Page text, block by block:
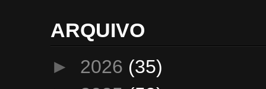
ARQUIVO
► 2026 (35)